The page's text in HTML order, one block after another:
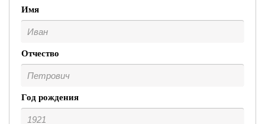
Имя
Отчество
Год рождения